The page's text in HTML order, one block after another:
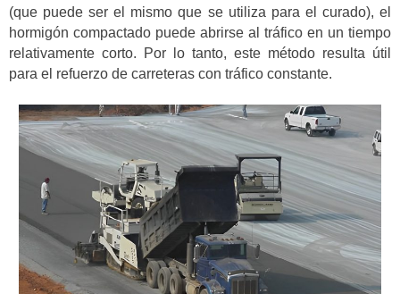
(que puede ser el mismo que se utiliza para el curado), el
hormigón compactado puede abrirse al tráfico en un tiempo
relativamente corto. Por lo tanto, este método resulta útil
para el refuerzo de carreteras con tráfico constante.